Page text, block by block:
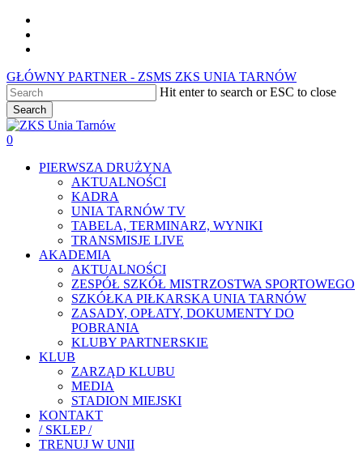
Skip
main
GŁÓWNY PARTNER - ZSMS ZKS UNIA TARNÓW
Hit enter to search or ESC to close
Search
Close
Search
0
PIERWSZA DRUŻYNA
AKTUALNOŚCI
KADRA
UNIA TARNÓW TV
TABELA, TERMINARZ, WYNIKI
TRANSMISJE LIVE
AKADEMIA
AKTUALNOŚCI
ZESPÓŁ SZKÓŁ MISTRZOSTWA SPORTOWEGO
SZKÓŁKA PIŁKARSKA UNIA TARNÓW
ZASADY, OPŁATY, DOKUMENTY DO
POBRANIA
KLUBY PARTNERSKIE
KLUB
ZARZĄD KLUBU
MEDIA
STADION MIEJSKI
KONTAKT
/ SKLEP /
TRENUJ W UNII